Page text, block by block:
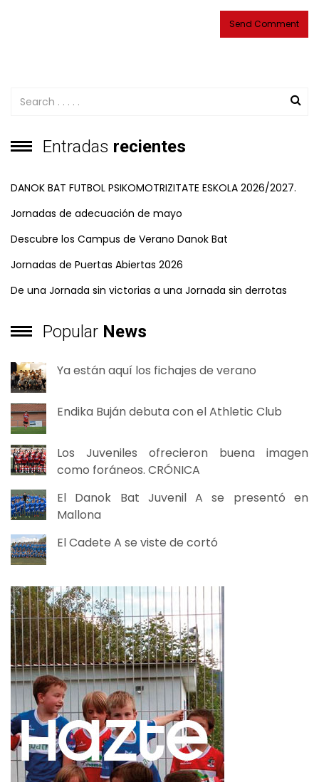
Entradas recientes
DANOK BAT FUTBOL PSIKOMOTRIZITATE ESKOLA 2026/2027.
Jornadas de adecuación de mayo
Descubre los Campus de Verano Danok Bat
Jornadas de Puertas Abiertas 2026
De una Jornada sin victorias a una Jornada sin derrotas
Popular News
Ya están aquí los fichajes de verano
Endika Buján debuta con el Athletic Club
Los Juveniles ofrecieron buena imagen
como foráneos. CRÓNICA
El Danok Bat Juvenil A se presentó en
Mallona
El Cadete A se viste de cortó